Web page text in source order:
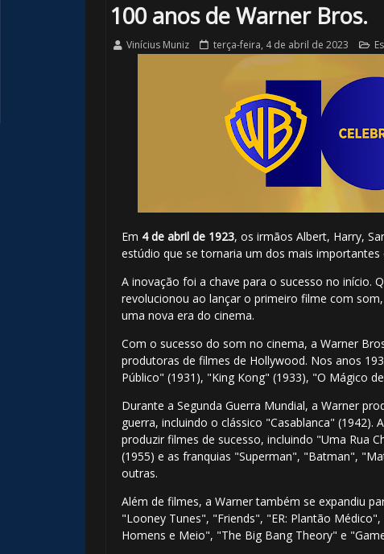
100 anos de Warner Bros.
Vinícius Muniz terça-feira, 4 de abril de 2023
Em 4 de abril de 1923, os irmãos Albert, Harry,
estúdio que se tornaria um dos mais
A inovação foi a chave para o sucesso no início.
revolucionou ao lançar o primeiro filme com
uma nova era do cinema.
Com o sucesso do som no cinema, a Warner
produtoras de filmes de Hollywood. Nos anos
Público" (1931), "King Kong" (1933), "O Mágico
Durante a Segunda Guerra Mundial, a Warner
guerra, incluindo o clássico "Casablanca"
produzir filmes de sucesso, incluindo "Uma Rua
(1955) e as franquias "Superman", "Batman",
outras.
Além de filmes, a Warner também se expandiu
"Looney Tunes", "Friends", "ER: Plantão
Homens e Meio", "The Big Bang Theory" e